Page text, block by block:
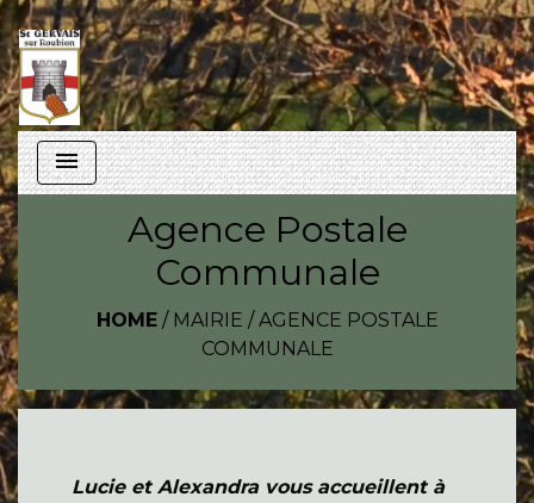
menu
Agence Postale
Communale
HOME/ MAIRIE /AGENCE POSTALE
COMMUNALE
Lucie et Alexandra vous accueillent à